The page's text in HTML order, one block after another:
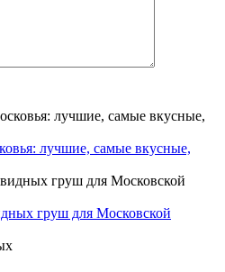
лучшие, самые вкусные,
груш для Московской